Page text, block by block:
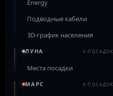
Energy
Подводные кабели
3D-график населения
ЛУНА 6 ПОСАДОК
Места посадки
МАРС 9 ПОСАДОК